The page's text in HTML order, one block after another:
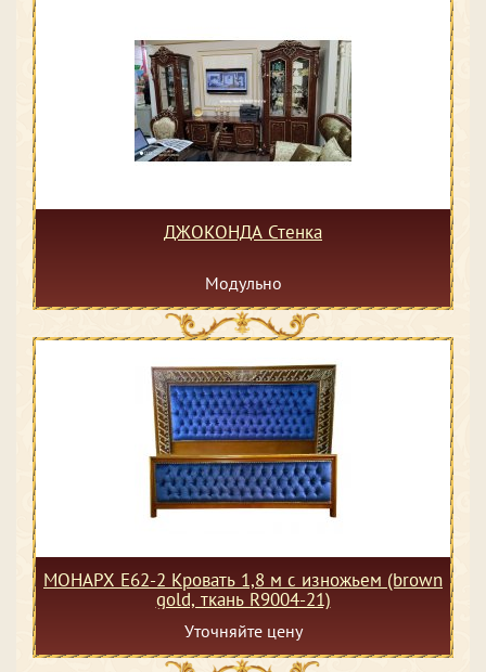
ДЖОКОНДА Стенка
Модульно
МОНАРХ Е62-2 Кровать 1,8 м с изножьем (brown
gold, ткань R9004-21)
Уточняйте цену